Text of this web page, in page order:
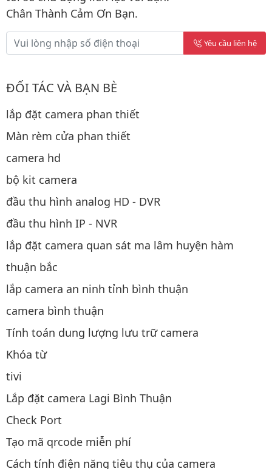
Chân Thành Cảm Ơn Bạn.
Yêu cầu liên hệ
ĐỐI TÁC VÀ BẠN BÈ
lắp đặt camera phan thiết
Màn rèm cửa phan thiết
camera hd
bộ kit camera
đầu thu hình analog HD - DVR
đầu thu hình IP - NVR
lắp đặt camera quan sát ma lâm huyện hàm
thuận bắc
lắp camera an ninh tỉnh bình thuận
camera bình thuận
Tính toán dung lượng lưu trữ camera
Khóa từ
tivi
Lắp đặt camera Lagi Bình Thuận
Check Port
Tạo mã qrcode miễn phí
Cách tính điện năng tiêu thụ của camera